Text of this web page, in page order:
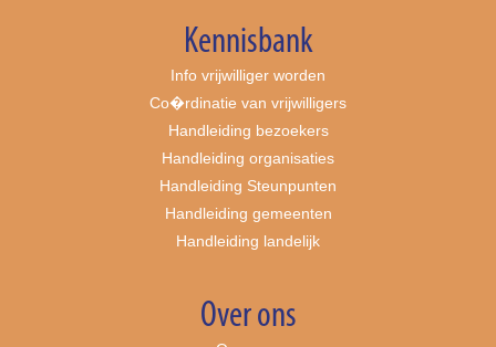
Kennisbank
Info vrijwilliger worden
Co�rdinatie van vrijwilligers
Handleiding bezoekers
Handleiding organisaties
Handleiding Steunpunten
Handleiding gemeenten
Handleiding landelijk
Over ons